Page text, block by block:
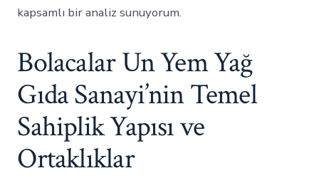
kapsamlı bir analiz sunuyorum.
Bolacalar Un Yem Yağ
Gıda Sanayi’nin Temel
Sahiplik Yapısı ve
Ortaklıklar